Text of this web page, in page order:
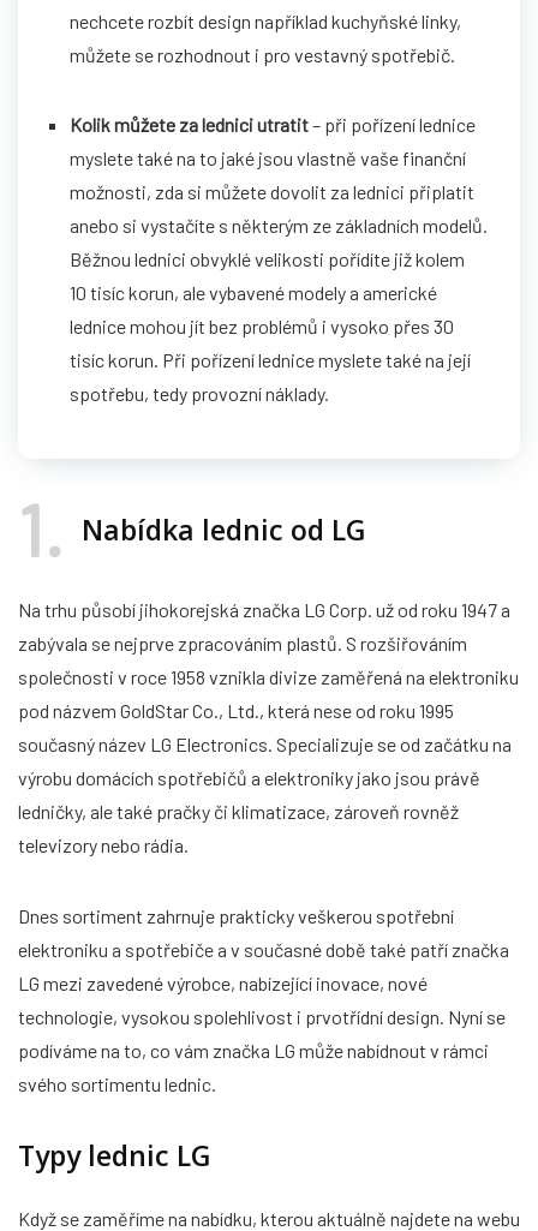
nechcete rozbít design například kuchyňské linky,
můžete se rozhodnout i pro vestavný spotřebič.
Kolik můžete za lednici utratit– při pořízení lednice
myslete také na to jaké jsou vlastně vaše finanční
možnosti, zda si můžete dovolit za lednici připlatit
anebo si vystačíte s některým ze základních modelů.
Běžnou lednici obvyklé velikosti pořídíte již kolem
10 tisíc korun, ale vybavené modely a americké
lednice mohou jít bez problémů i vysoko přes 30
tisíc korun. Při pořízení lednice myslete také na její
spotřebu, tedy provozní náklady.
1 Nabídka lednic od LG
Na trhu působí jihokorejská značka LG Corp. už od roku 1947 a
zabývala se nejprve zpracováním plastů. S rozšiřováním
společnosti v roce 1958 vznikla divize zaměřená na elektroniku
pod názvem GoldStar Co., Ltd., která nese od roku 1995
současný název LG Electronics. Specializuje se od začátku na
výrobu domácích spotřebičů a elektroniky jako jsou právě
ledničky, ale také pračky či klimatizace, zároveň rovněž
televizory nebo rádia.
Dnes sortiment zahrnuje prakticky veškerou spotřební
elektroniku a spotřebiče a v současné době také patří značka
LG mezi zavedené výrobce, nabízející inovace, nové
technologie, vysokou spolehlivost i prvotřídní design. Nyní se
podíváme na to, co vám značka LG může nabídnout v rámci
svého sortimentu lednic.
Typy lednic LG
Když se zaměříme na nabídku, kterou aktuálně najdete na webu